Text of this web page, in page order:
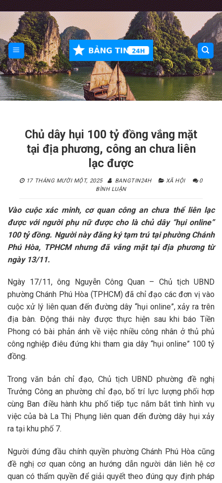
Skip
to
content
Chủ dây hụi 100 tỷ đồng vắng mặt
tại địa phương, công an chưa liên
lạc được
17 THÁNG MƯỜI MỘT, 2025 BANGTIN24H XÃ HỘI
0
BÌNH LUẬN
Vào cuộc xác minh, cơ quan công an chưa thể liên lạc
được với người phụ nữ được cho là chủ dây “hụi online”
100 tỷ đồng. Người này đăng ký tạm trú tại phường Chánh
Phú Hòa, TPHCM nhưng đã vắng mặt tại địa phương từ
ngày 13/11.
Ngày 17/11, ông Nguyễn Công Quan – Chủ tịch UBND
phường Chánh Phú Hòa (TPHCM) đã chỉ đạo các đơn vị vào
cuộc xử lý liên quan đến đường dây “hụi online”, xảy ra trên
địa bàn. Động thái này được thực hiện sau khi báo Tiền
Phong có bài phản ánh về việc nhiều công nhân ở thủ phủ
công nghiệp điêu đứng khi tham gia dây “hụi online” 100 tỷ
đồng.
Trong văn bản chỉ đạo, Chủ tịch UBND phường đề nghị
Trưởng Công an phường chỉ đạo, bố trí lực lượng phối hợp
cùng Ban điều hành khu phố tiếp tục nắm bắt tình hình vụ
việc của bà La Thị Phụng liên quan đến đường dây hụi xảy
ra tại khu phố 7.
Người đứng đầu chính quyền phường Chánh Phú Hòa cũng
đề nghị cơ quan công an hướng dẫn người dân liên hệ cơ
quan có thẩm quyền để giải quyết theo đúng quy định pháp